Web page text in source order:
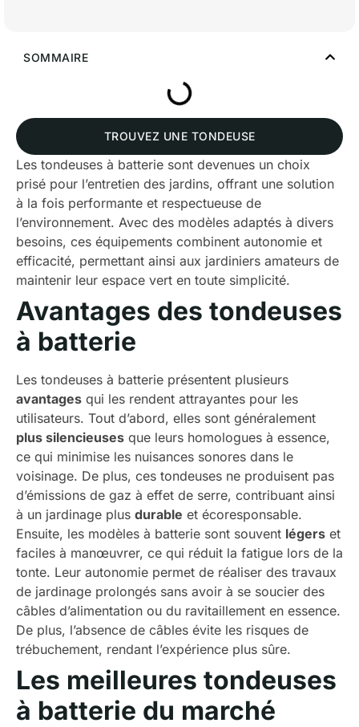
SOMMAIRE
TROUVEZ UNE TONDEUSE
Les tondeuses à batterie sont devenues un choix
prisé pour l’entretien des jardins, offrant une solution
à la fois performante et respectueuse de
l’environnement. Avec des modèles adaptés à divers
besoins, ces équipements combinent autonomie et
efficacité, permettant ainsi aux jardiniers amateurs de
maintenir leur espace vert en toute simplicité.
Avantages des tondeuses
à batterie
Les tondeuses à batterie présentent plusieurs
avantages qui les rendent attrayantes pour les
utilisateurs. Tout d’abord, elles sont généralement
plus silencieuses que leurs homologues à essence,
ce qui minimise les nuisances sonores dans le
voisinage. De plus, ces tondeuses ne produisent pas
d’émissions de gaz à effet de serre, contribuant ainsi
à un jardinage plus durable et écoresponsable.
Ensuite, les modèles à batterie sont souvent légers et
faciles à manœuvrer, ce qui réduit la fatigue lors de la
tonte. Leur autonomie permet de réaliser des travaux
de jardinage prolongés sans avoir à se soucier des
câbles d’alimentation ou du ravitaillement en essence.
De plus, l’absence de câbles évite les risques de
trébuchement, rendant l’expérience plus sûre.
Les meilleures tondeuses
à batterie du marché